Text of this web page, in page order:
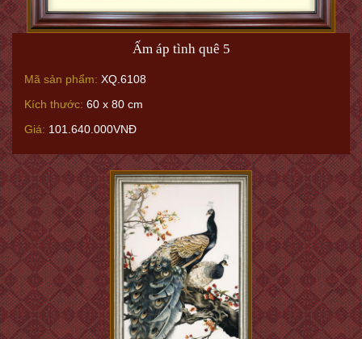
Ấm áp tình quê 5
Mã sản phẩm: XQ.6108
Kích thước: 60 x 80 cm
Giá: 101.640.000VNĐ